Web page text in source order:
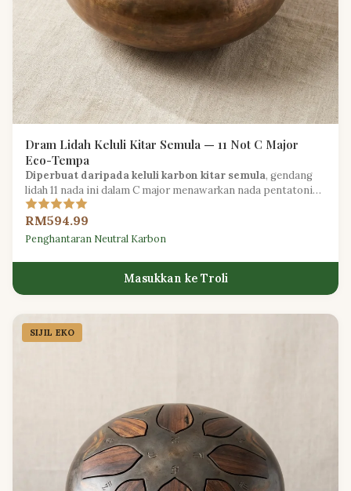
Dram Lidah Keluli Kitar Semula — 11 Not C Major
Eco-Tempa
Diperbuat daripada keluli karbon kitar semula, gendang
lidah 11 nada ini dalam C major menawarkan nada pentatonik
yang bersinar dengan jejak alam sekitar yang dikurangkan.
RM594.99
Penghantaran Neutral Karbon
Masukkan ke Troli
SIJIL EKO